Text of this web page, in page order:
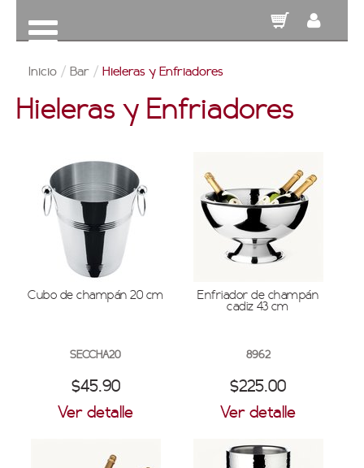
Inicio / Bar / Hieleras y Enfriadores
Hieleras y Enfriadores
Cubo de champán 20 cm
SECCHA20
$45.90
Ver detalle
Enfriador de champán
cadiz 43 cm
8962
$225.00
Ver detalle